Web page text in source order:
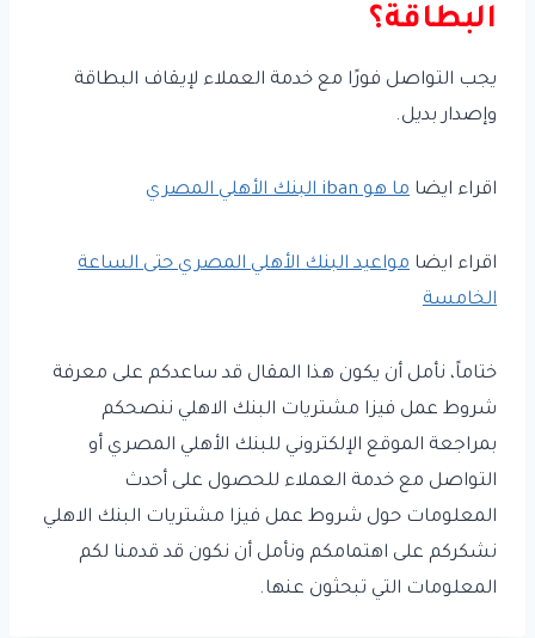
البطاقة؟
يجب التواصل فورًا مع خدمة العملاء لإيقاف البطاقة
وإصدار بديل.
اقراء ايضا ما هو iban البنك الأهلي المصري
اقراء ايضا مواعيد البنك الأهلي المصري حتى الساعة
الخامسة
ختاماً، نأمل أن يكون هذا المقال قد ساعدكم على معرفة
شروط عمل فيزا مشتريات البنك الاهلي ننصحكم
بمراجعة الموقع الإلكتروني للبنك الأهلي المصري أو
التواصل مع خدمة العملاء للحصول على أحدث
المعلومات حول شروط عمل فيزا مشتريات البنك الاهلي
نشكركم على اهتمامكم ونأمل أن نكون قد قدمنا لكم
المعلومات التي تبحثون عنها.